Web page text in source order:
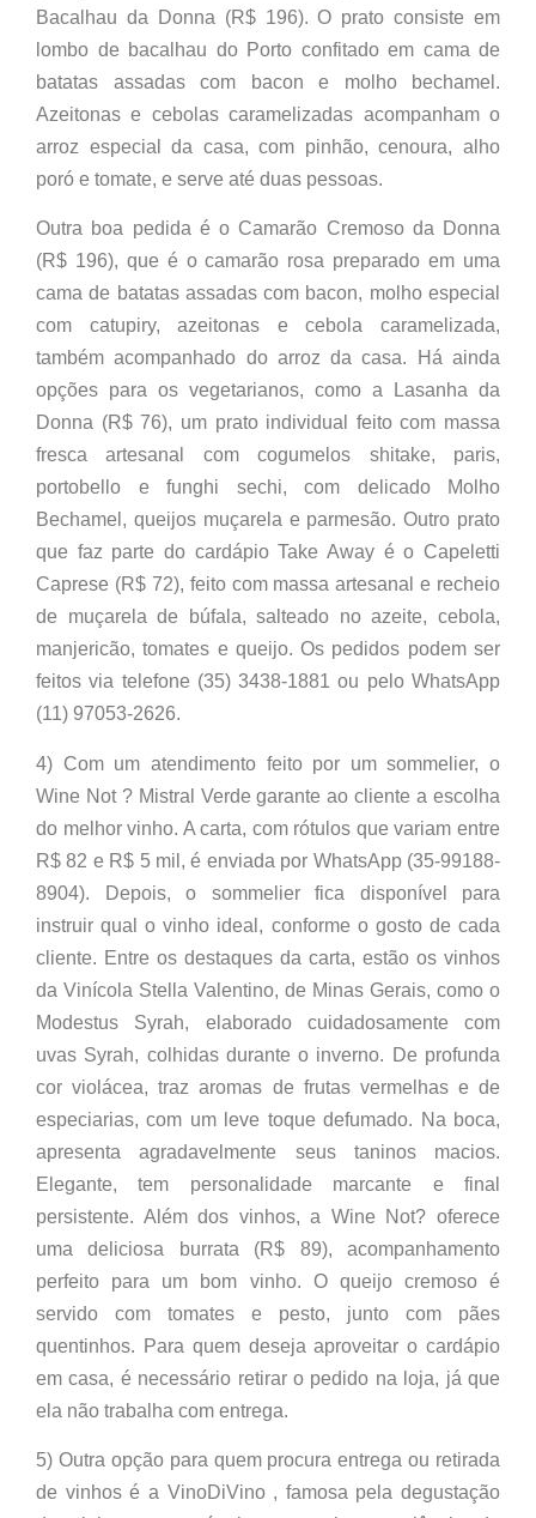
Bacalhau da Donna (R$ 196). O prato consiste em
lombo de bacalhau do Porto confitado em cama de
batatas assadas com bacon e molho bechamel.
Azeitonas e cebolas caramelizadas acompanham o
arroz especial da casa, com pinhão, cenoura, alho
poró e tomate, e serve até duas pessoas.
Outra boa pedida é o Camarão Cremoso da Donna
(R$ 196), que é o camarão rosa preparado em uma
cama de batatas assadas com bacon, molho especial
com catupiry, azeitonas e cebola caramelizada,
também acompanhado do arroz da casa. Há ainda
opções para os vegetarianos, como a Lasanha da
Donna (R$ 76), um prato individual feito com massa
fresca artesanal com cogumelos shitake, paris,
portobello e funghi sechi, com delicado Molho
Bechamel, queijos muçarela e parmesão. Outro prato
que faz parte do cardápio Take Away é o Capeletti
Caprese (R$ 72), feito com massa artesanal e recheio
de muçarela de búfala, salteado no azeite, cebola,
manjericão, tomates e queijo. Os pedidos podem ser
feitos via telefone (35) 3438-1881 ou pelo WhatsApp
(11) 97053-2626.
4) Com um atendimento feito por um sommelier, o
Wine Not ? Mistral Verde garante ao cliente a escolha
do melhor vinho. A carta, com rótulos que variam entre
R$ 82 e R$ 5 mil, é enviada por WhatsApp (35-99188-
8904). Depois, o sommelier fica disponível para
instruir qual o vinho ideal, conforme o gosto de cada
cliente. Entre os destaques da carta, estão os vinhos
da Vinícola Stella Valentino, de Minas Gerais, como o
Modestus Syrah, elaborado cuidadosamente com
uvas Syrah, colhidas durante o inverno. De profunda
cor violácea, traz aromas de frutas vermelhas e de
especiarias, com um leve toque defumado. Na boca,
apresenta agradavelmente seus taninos macios.
Elegante, tem personalidade marcante e final
persistente. Além dos vinhos, a Wine Not? oferece
uma deliciosa burrata (R$ 89), acompanhamento
perfeito para um bom vinho. O queijo cremoso é
servido com tomates e pesto, junto com pães
quentinhos. Para quem deseja aproveitar o cardápio
em casa, é necessário retirar o pedido na loja, já que
ela não trabalha com entrega.
5) Outra opção para quem procura entrega ou retirada
de vinhos é a VinoDiVino , famosa pela degustação